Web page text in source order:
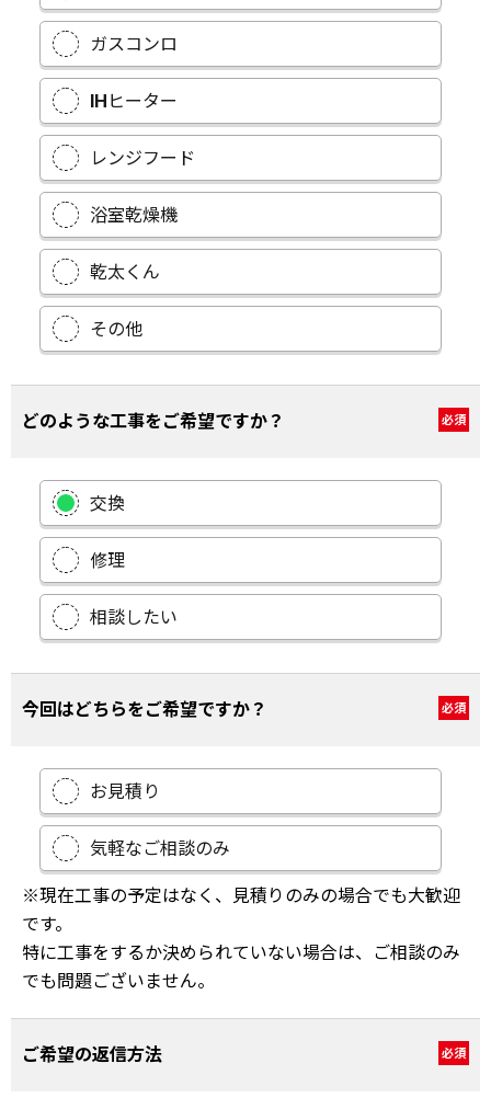
ガスコンロ
IHヒーター
レンジフード
浴室乾燥機
乾太くん
その他
どのような工事をご希望ですか？ 必須
交換
修理
相談したい
今回はどちらをご希望ですか？ 必須
お見積り
気軽なご相談のみ
※現在工事の予定はなく、見積りのみの場合でも大歓迎
です。
特に工事をするか決められていない場合は、ご相談のみ
でも問題ございません。
ご希望の返信方法 必須